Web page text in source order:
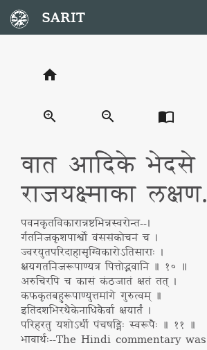
SARIT
home
zoom_in zoom_out import_contacts
वात आदिके भेदसे
राजयक्ष्माका लक्षण.
पवनकृतविकारान्नष्टभिन्नस्वरोन्त--।
र्गतनिजकृशपार्श्वो वंससंकोचनं च ।
ज्वरयुतपरिदाहासृग्विकारोऽतिसाराः ।
क्षयगतनिजरूपाण्यत्र पित्तोद्भवानि ॥ १० ॥
अरुचिरपि च कासं कंठजातं क्षतं तत् ।
कफकृतबहुरूपाण्युत्तमांगे गुरुत्वम् ॥
इतिंदशभिरथैकेनाधिकैर्वा क्षयार्तं ।
परिहरतु यशोऽर्थी पंचषड्भिः स्वरूपैः ॥ ११ ॥
भावार्थः--The Hindi commentary